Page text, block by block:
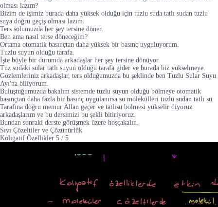
olması lazım?
Bizim de işimiz burada daha yüksek olduğu için tuzlu suda tatlı sudan tuzlu
suya doğru geçiş olması lazım.
Ters solumuzda her şey tersine döner.
Ben ama nasıl terse döneceğim?
Ortama otomatik basınçtan daha yüksek bir basınç uyguluyorum.
Tuzlu suyun olduğu tarafa.
İşte böyle bir durumda arkadaşlar her şey tersine dönüyor.
Tuz sudaki sular tatlı suyun olduğu tarafa gider ve burada biz yükselmeye.
Gözlemleriniz arkadaşlar, ters olduğumuzda bu şeklinde ben Tuzlu Sular Suyu
Ayı'na biliyorum.
Buluştuğumuzda bakalım sistemde tuzlu suyun olduğu bölmeye otomatik
basınçtan daha fazla bir basınç uygulanırsa su molekülleri tuzlu sudan tatlı su.
Tarafına doğru memur Allan geçer ve tatlısu bölmesi yükselir diyoruz
arkadaşlarım ve bu dersimizi bu şekli bitiriyoruz.
Bundan sonraki derste görüşmek üzere hoşçakalın.
Sıvı Çözeltiler ve Çözünürlük
Koligatif Özellikler 5 / 5